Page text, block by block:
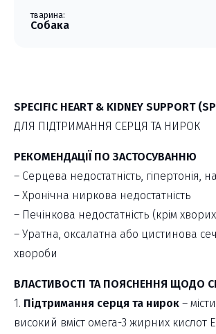
тварина:
Собака
SPECIFIC HEART & KIDNEY SUPPORT
ДЛЯ ПІДТРИМАННЯ СЕРЦЯ ТА НИРОК
РЕКОМЕНДАЦІЇ ПО ЗАСТОСУВАННЮ
– Серцева недостатність, гіпертонія,
– Хронічна ниркова недостатність
– Печінкова недостатність (крім
– Уратна, оксалатна або цистинова
хвороби
ВЛАСТИВОСТІ ТА ПОЯСНЕННЯ ЩОДО
1. Підтримання серця та нирок –
високий вміст омега-3 жирних кислот